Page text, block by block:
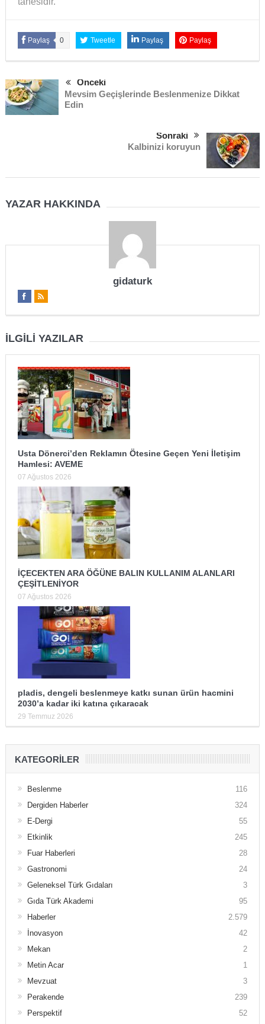
Paylaş 0 Tweetle Paylaş Paylaş
Önceki
Mevsim Geçişlerinde Beslenmenize Dikkat
Edin
Sonraki
Kalbinizi koruyun
YAZAR HAKKINDA
gidaturk
İLGILI YAZILAR
Usta Dönerci’den Reklamın Ötesine Geçen Yeni İletişim
Hamlesi: AVEME
07 Ağustos 2026
İÇECEKTEN ARA ÖĞÜNE BALIN KULLANIM ALANLARI
ÇEŞİTLENİYOR
07 Ağustos 2026
pladis, dengeli beslenmeye katkı sunan ürün hacmini
2030’a kadar iki katına çıkaracak
29 Temmuz 2026
KATEGORILER
Beslenme
116
Dergiden Haberler
324
E-Dergi
55
Etkinlik
245
Fuar Haberleri
28
Gastronomi
24
Geleneksel Türk Gıdaları
3
Gıda Türk Akademi
95
Haberler
2.579
İnovasyon
42
Mekan
2
Metin Acar
1
Mevzuat
3
Perakende
239
Perspektif
52